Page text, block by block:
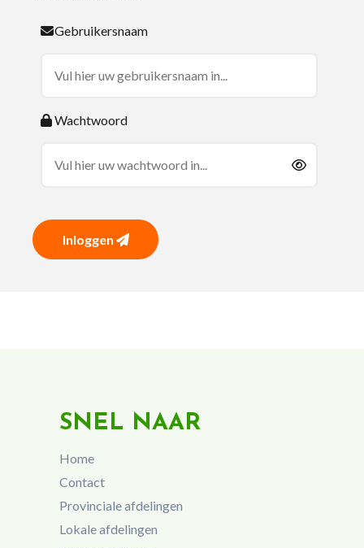
Gebruikersnaam
Wachtwoord
Inloggen
SNEL NAAR
Home
Contact
Provinciale afdelingen
Lokale afdelingen